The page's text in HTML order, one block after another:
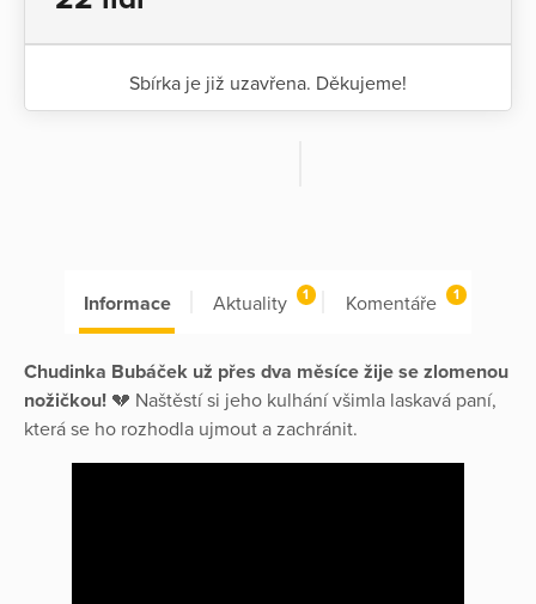
Sbírka je již uzavřena. Děkujeme!
Informace Aktuality 1 Komentáře 1
Chudinka Bubáček už přes dva měsíce žije se zlomenou
nožičkou! 💔 Naštěstí si jeho kulhání všimla laskavá paní,
která se ho rozhodla ujmout a zachránit.